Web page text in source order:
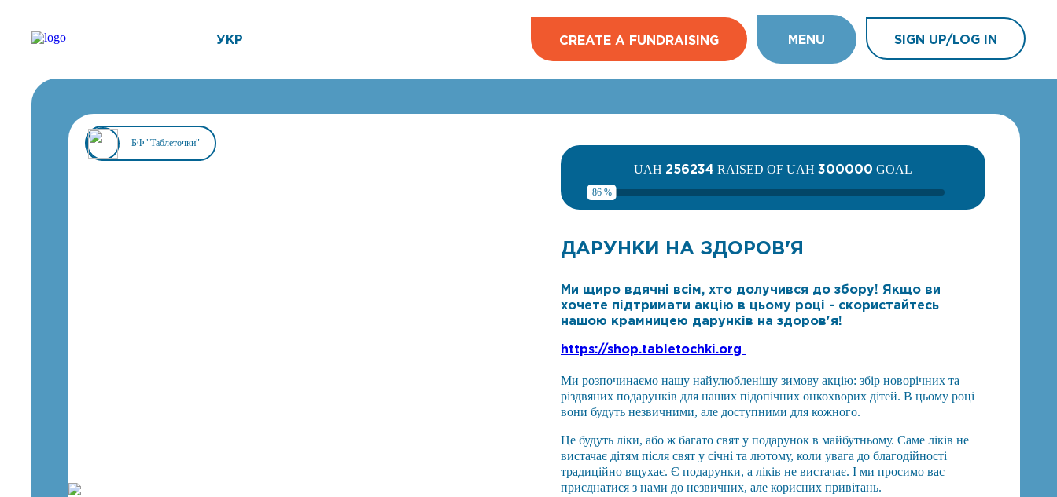
УКР CREATE A FUNDRAISING MENU SIGN UP/LOG IN
БФ "Таблеточки"
UAH 256234 RAISED OF UAH 300000 GOAL
86 %
ДАРУНКИ НА ЗДОРОВ'Я
Ми щиро вдячні всім, хто долучився до збору! Якщо ви
хочете підтримати акцію в цьому році - скористайтесь
нашою крамницею дарунків на здоров'я!
https://shop.tabletochki.org
Ми розпочинаємо нашу найулюбленішу зимову акцію: збір новорічних та
різдвяних подарунків для наших підопічних онкохворих дітей. В цьому році
вони будуть незвичними, але доступними для кожного.
Це будуть ліки, або ж багато свят у подарунок в майбутньому. Саме ліків не
вистачає дітям після свят у січні та лютому, коли увага до благодійності
традиційно вщухає. Є подарунки, а ліків не вистачає. І ми просимо вас
приєднатися з нами до незвичних, але корисних привітань.